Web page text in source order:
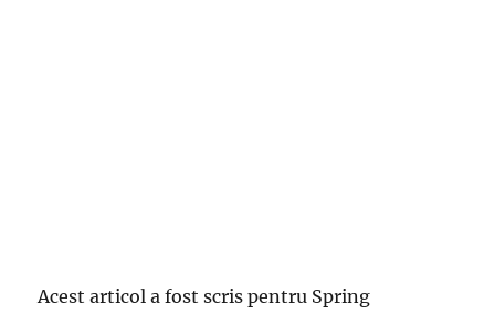
Acest articol a fost scris pentru Spring